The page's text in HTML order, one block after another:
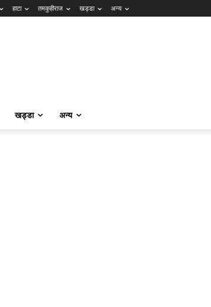
हाटा तमकुहीराज खड्डा अन्य
खड्डा अन्य